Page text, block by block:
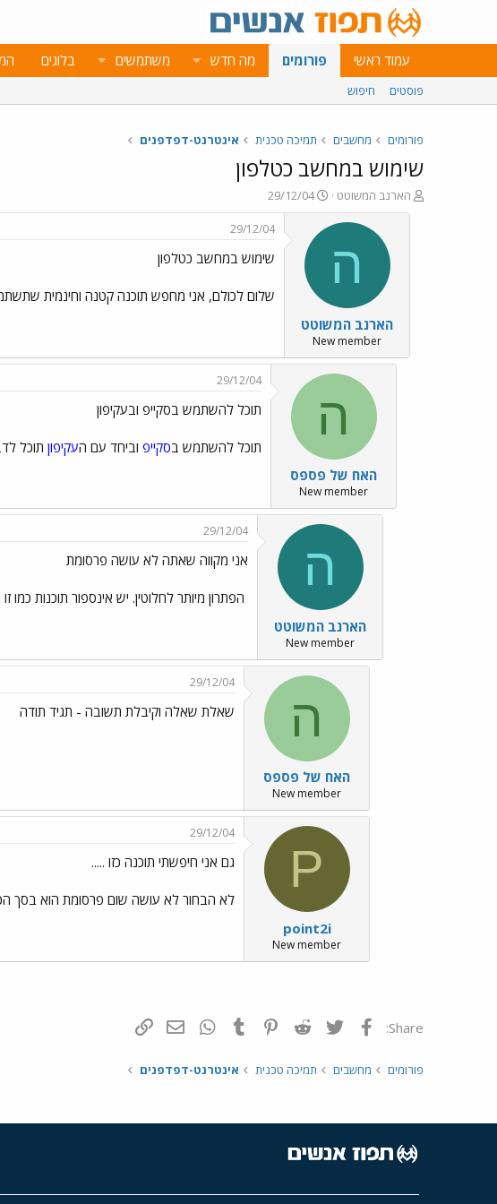
עמוד ראשי פורומים מה חדש משתמשים בלוגים
פוסטים חיפוש
פורומים מחשבים תמיכה טכנית אינטרנט-דפדפנים
שימוש במחשב כטלפון
פ
ו
הארנב המשוטט
פ
ו
ס
ת
ר
י
ך
29/12/04
ה
הארנב המשוטט
New member
29/12/04
שימוש במחשב כטלפון
שלום לכולם, אני מחפש תוכנה קטנה וחינמית
ה
האח של פספס
New member
29/12/04
תוכל להשתמש בסקייפ ובעקיפון
תוכל להשתמש בסקייפ וביחד עם העקיפון תוכל
ה
הארנב המשוטט
New member
29/12/04
אני מקווה שאתה לא עושה פרסומת
הפתרון מיותר לחלוטין. יש אינספור תוכנות
ה
האח של פספס
New member
29/12/04
שאלת שאלה וקיבלת תשובה - תגיד תודה
P
point2i
New member
29/12/04
גם אני חיפשתי תוכנה כזו .....
לא הבחור לא עושה שום פרסומת הוא בסך
Share: פייסבוק Twitter
Reddit
Pinterest
Tumblr
WhatsAppדואר אלקטרוני
פורומים מחשבים תמיכה טכנית אינטרנט-דפדפנים